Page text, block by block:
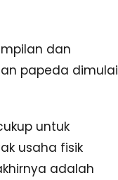
dan
papeda dimulai
untuk
usaha fisik
adalah